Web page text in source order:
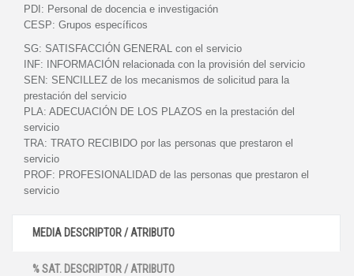
PDI: Personal de docencia e investigación
CESP: Grupos específicos
SG: SATISFACCIÓN GENERAL con el servicio
INF:
INFORMACIÓN relacionada con la provisión del servicio
SEN: SENCILLEZ de los mecanismos de solicitud para la
prestación del servicio
PLA: ADECUACIÓN DE LOS PLAZOS en la prestación del
servicio
TRA: TRATO RECIBIDO por las personas que prestaron el
servicio
PROF: PROFESIONALIDAD de las personas que prestaron el
servicio
MEDIA DESCRIPTOR / ATRIBUTO
% SAT. DESCRIPTOR / ATRIBUTO